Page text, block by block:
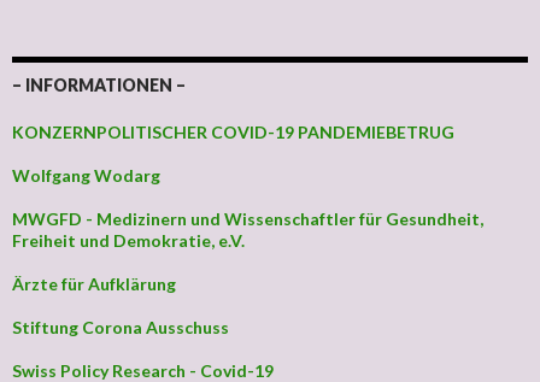
– INFORMATIONEN –
KONZERNPOLITISCHER COVID-19 PANDEMIEBETRUG
Wolfgang Wodarg
MWGFD - Medizinern und Wissenschaftler für Gesundheit,
Freiheit und Demokratie, e.V.
Ärzte für Aufklärung
Stiftung Corona Ausschuss
Swiss Policy Research - Covid-19